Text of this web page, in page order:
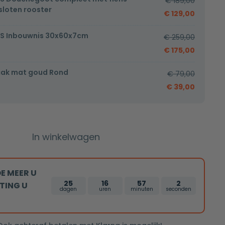
rooster
€ 129,00
Inbouwnis 30x60x7cm €259,00
€ 175,00
mat goud Rond €79,00
€ 39,00
In winkelwagen
MEER U
U
25
dagen
16
uren
57
minuten
1
seconden